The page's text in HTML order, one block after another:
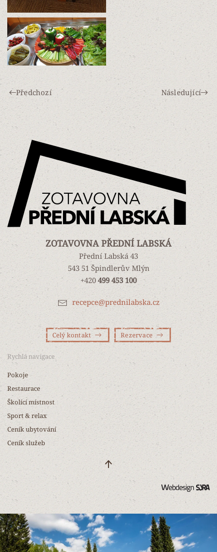
Předchozí Následující
ZOTAVOVNA PŘEDNÍ LABSKÁ
Přední Labská 43
543 51 Špindlerův Mlýn
+420 499 453 100
recepce@prednilabska.cz
Celý kontakt Rezervace
Rychlá navigace
Pokoje
Restaurace
Školící místnost
Sport & relax
Ceník ubytování
Ceník služeb